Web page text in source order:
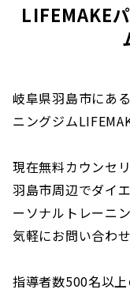
LIFEMAKE
岐阜県羽島市にあ
ニングジム
現在無料カウンセ
羽島市周辺でダイ
ーソナルトレーニ
気軽にお問い合わ
指導者数500名以